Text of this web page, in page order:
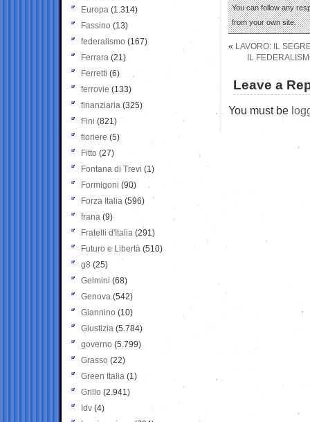
You can follow any
from your own site.
« LAVORO: IL
IL
Leave a
You must be
Europa (1.314)
Fassino (13)
federalismo (167)
Ferrara (21)
Ferretti (6)
ferrovie (133)
finanziaria (325)
Fini (821)
fioriere (5)
Fitto (27)
Fontana di Trevi (1)
Formigoni (90)
Forza Italia (596)
frana (9)
Fratelli d'Italia (291)
Futuro e Libertà (510)
g8 (25)
Gelmini (68)
Genova (542)
Giannino (10)
Giustizia (5.784)
governo (5.799)
Grasso (22)
Green Italia (1)
Grillo (2.941)
Idv (4)